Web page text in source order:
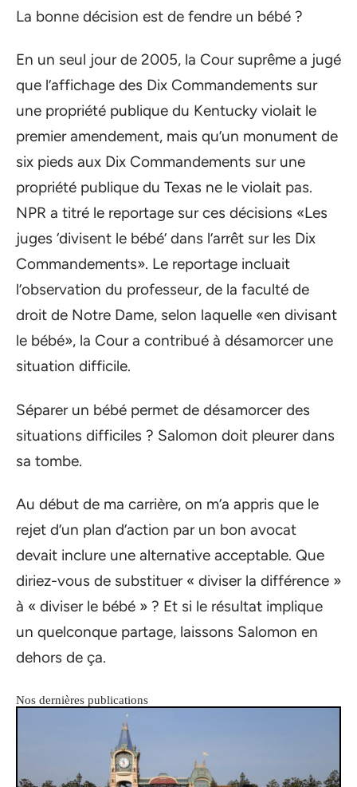
La bonne décision est de fendre un bébé ?
En un seul jour de 2005, la Cour suprême a jugé
que l’affichage des Dix Commandements sur
une propriété publique du Kentucky violait le
premier amendement, mais qu’un monument de
six pieds aux Dix Commandements sur une
propriété publique du Texas ne le violait pas.
NPR a titré le reportage sur ces décisions «Les
juges ‘divisent le bébé’ dans l’arrêt sur les Dix
Commandements». Le reportage incluait
l’observation du professeur, de la faculté de
droit de Notre Dame, selon laquelle «en divisant
le bébé», la Cour a contribué à désamorcer une
situation difficile.
Séparer un bébé permet de désamorcer des
situations difficiles ? Salomon doit pleurer dans
sa tombe.
Au début de ma carrière, on m’a appris que le
rejet d’un plan d’action par un bon avocat
devait inclure une alternative acceptable. Que
diriez-vous de substituer « diviser la différence »
à « diviser le bébé » ? Et si le résultat implique
un quelconque partage, laissons Salomon en
dehors de ça.
Nos dernières publications